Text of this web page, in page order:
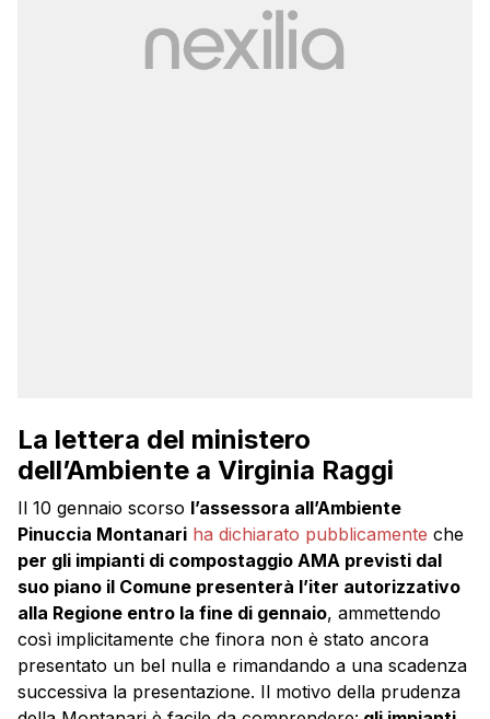
La lettera del ministero
dell’Ambiente a Virginia Raggi
Il 10 gennaio scorso l’assessora all’Ambiente
Pinuccia Montanari ha dichiarato pubblicamente che
per gli impianti di compostaggio AMA previsti dal
suo piano il Comune presenterà l’iter autorizzativo
alla Regione entro la fine di gennaio, ammettendo
così implicitamente che finora non è stato ancora
presentato un bel nulla e rimandando a una scadenza
successiva la presentazione. Il motivo della prudenza